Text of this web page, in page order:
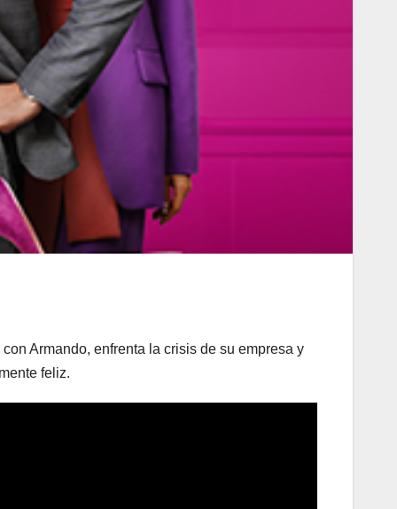
Armando, enfrenta la crisis de su empresa y
feliz.